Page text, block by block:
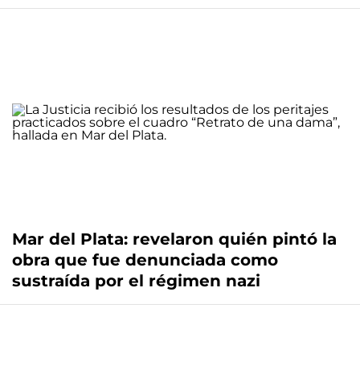
Mar del Plata: revelaron quién pintó la
obra que fue denunciada como
sustraída por el régimen nazi